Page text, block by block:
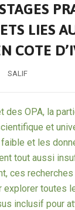
LIES
COTE
SALIF
des OPA, la
et
et les
tout aussi
ces
explorer toutes
inclusif pour